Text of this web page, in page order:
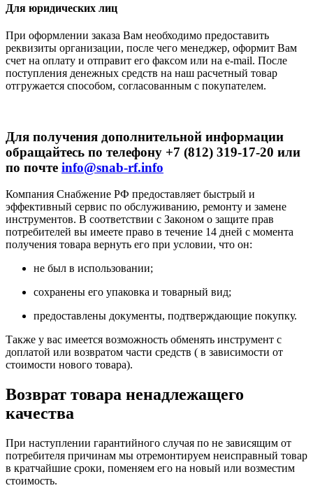
Для юридических лиц
При оформлении заказа Вам необходимо предоставить
реквизиты организации, после чего менеджер, оформит Вам
счет на оплату и отправит его факсом или на e-mail. После
поступления денежных средств на наш расчетный товар
отгружается способом, согласованным с покупателем.
Для получения дополнительной информации
обращайтесь по телефону +7 (812) 319-17-20 или
по почте info@snab-rf.info
Компания Снабжение РФ предоставляет быстрый и
эффективный сервис по обслуживанию, ремонту и замене
инструментов. В соответствии с Законом о защите прав
потребителей вы имеете право в течение 14 дней с момента
получения товара вернуть его при условии, что он:
не был в использовании;
сохранены его упаковка и товарный вид;
предоставлены документы, подтверждающие покупку.
Также у вас имеется возможность обменять инструмент с
доплатой или возвратом части средств ( в зависимости от
стоимости нового товара).
Возврат товара ненадлежащего
качества
При наступлении гарантийного случая по не зависящим от
потребителя причинам мы отремонтируем неисправный товар
в кратчайшие сроки, поменяем его на новый или возместим
стоимость.